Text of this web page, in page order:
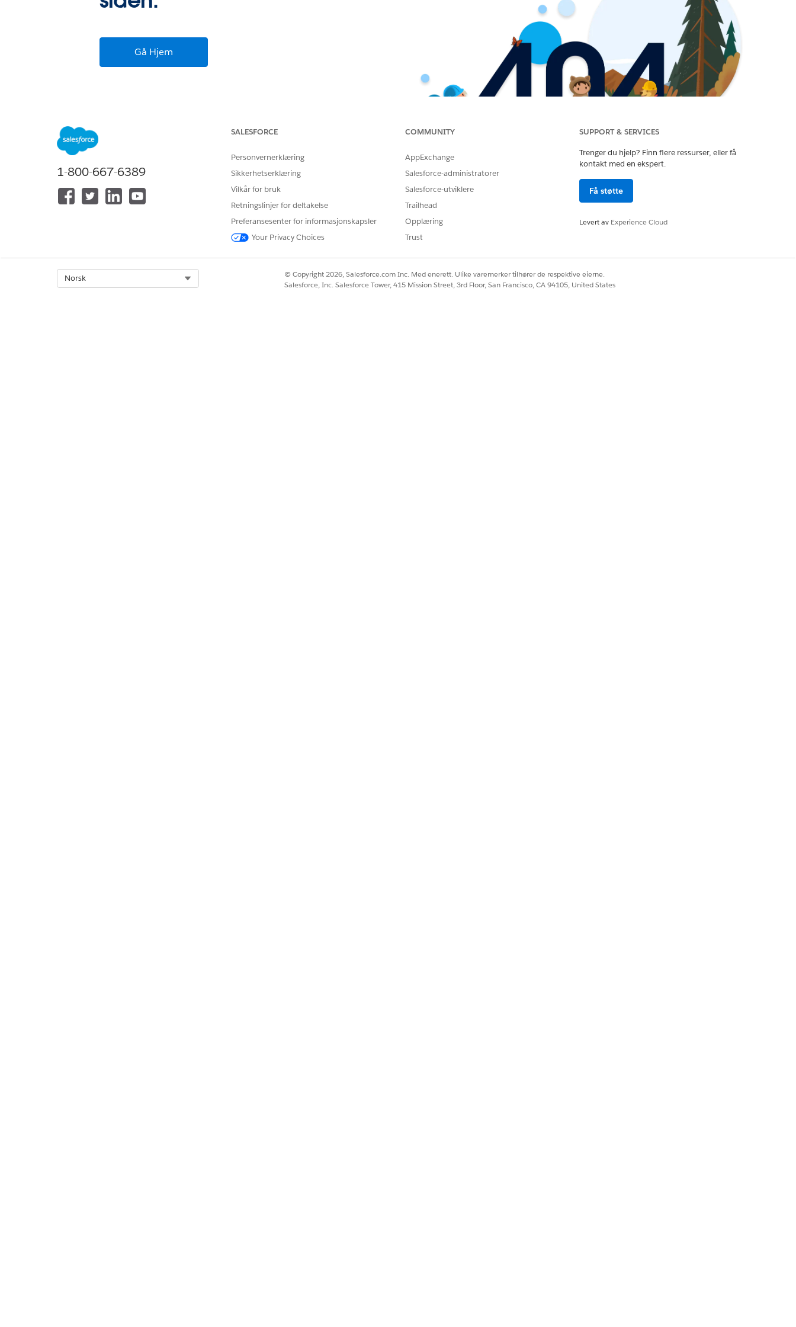
Gå Hjem
1-800-667-6389
SALESFORCE
Personvernerklæring
Sikkerhetserklæring
Vilkår for bruk
Retningslinjer for deltakelse
Preferansesenter for informasjonskapsler
Your Privacy Choices
COMMUNITY
AppExchange
Salesforce-administratorer
Salesforce-utviklere
Trailhead
Opplæring
Trust
SUPPORT & SERVICES
Trenger du hjelp? Finn flere ressurser, eller få
kontakt med en ekspert.
Få støtte
Levert av Experience Cloud
Norsk
© Copyright 2026, Salesforce.com Inc. Med enerett. Ulike varemerker tilhører de respektive eierne.
Salesforce, Inc. Salesforce Tower, 415 Mission Street, 3rd Floor, San Francisco, CA 94105, United States